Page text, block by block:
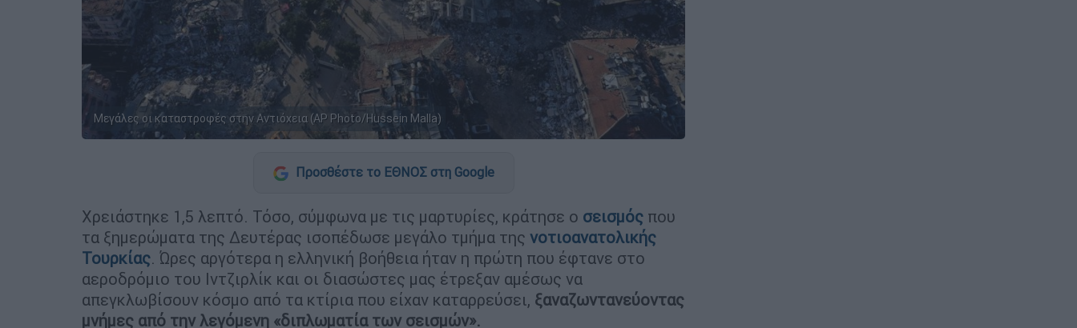
Μεγάλες οι καταστροφές στην Αντιόχεια (AP Photo/Hussein Malla)
Προσθέστε το ΕΘΝΟΣ στη Google
Χρειάστηκε 1,5 λεπτό. Τόσο, σύμφωνα με τις μαρτυρίες, κράτησε ο σεισμός που
τα ξημερώματα της Δευτέρας ισοπέδωσε μεγάλο τμήμα της νοτιοανατολικής
Τουρκίας. Ώρες αργότερα η ελληνική βοήθεια ήταν η πρώτη που έφτανε στο
αεροδρόμιο του Ιντζιρλίκ και οι διασώστες μας έτρεξαν αμέσως να
απεγκλωβίσουν κόσμο από τα κτίρια που είχαν καταρρεύσει, ξαναζωντανεύοντας
μνήμες από την λεγόμενη «διπλωματία των σεισμών».